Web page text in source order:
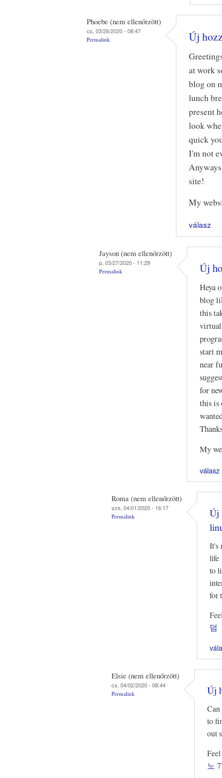
Phoebe (nem ellenőrzött)
cs, 03/26/2020 - 08:47
Permalink Új
at work
blog on
lunch
present
look
quick
I'm not
site!
My
válasz
Jayson (nem ellenőrzött)
p, 03/27/2020 - 11:29
Permalink Új
Heya
blog
this
start
near
for
this is
My
válasz
Roma (nem ellenőrzött)
sze, 04/01/2020 - 16:17
Permalink
Új
It's
life
to
for
덤
Elsie (nem ellenőrzött)
cs, 04/02/2020 - 08:44
Permalink Új
Can
to
out
노